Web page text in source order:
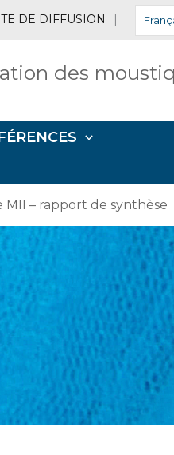
DE DIFFUSION |
des
MII – rapport de synthèse